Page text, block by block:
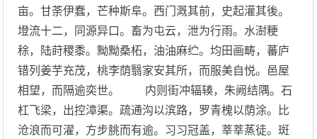
亩。甘荼伊蠢，芒种斯阜。西门溉其前，史起灌其後。
墱流十二，同源异口。畜为屯云，泄为行雨。水澍粳
稌，陆莳稷黍。黝黝桑柘，油油麻纻。均田画畴，蕃庐
错列姜芋充茂，桃李荫翳家安其所，而服美自悦。邑屋
相望，而隔逾奕世。 内则街冲辐辏，朱阙结隅。石
杠飞梁，出控漳渠。疏通沟以滨路，罗青槐以荫涂。比
沧浪而可濯，方步朓而有逾。习习冠盖，莘莘蒸徒。斑